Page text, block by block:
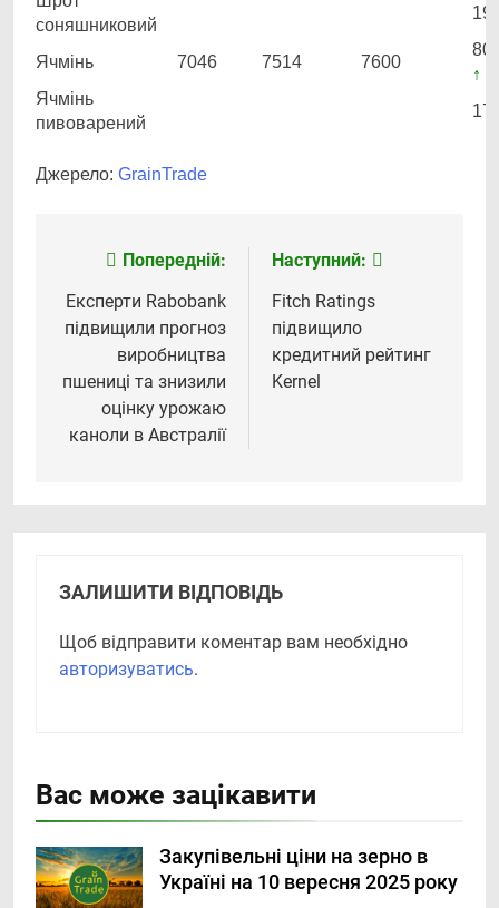
соняшниковий
Ячмінь 7046 7514 7600
↑
Ячмінь
пивоварений
Джерело: GrainTrade
Навігація
записів
Попередній:
Експерти Rabobank
підвищили прогноз
виробництва
пшениці та знизили
оцінку урожаю
каноли в Австралії
Наступний:
Fitch Ratings
підвищило
кредитний рейтинг
Kernel
ЗАЛИШИТИ ВІДПОВІДЬ
Щоб відправити коментар вам необхідно
авторизуватись.
Вас може зацікавити
Закупівельні ціни на зерно в
Україні на 10 вересня 2025 року